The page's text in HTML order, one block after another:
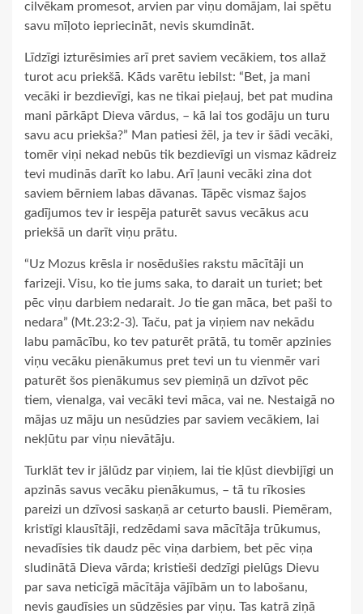
cilvēkam promesot, arvien par viņu domājam, lai spētu
savu mīļoto iepriecināt, nevis skumdināt.
Līdzīgi izturēsimies arī pret saviem vecākiem, tos allaž
turot acu priekšā. Kāds varētu iebilst: “Bet, ja mani
vecāki ir bezdievīgi, kas ne tikai pieļauj, bet pat mudina
mani pārkāpt Dieva vārdus, – kā lai tos godāju un turu
savu acu priekša?” Man patiesi žēl, ja tev ir šādi vecāki,
tomēr viņi nekad nebūs tik bezdievīgi un vismaz kādreiz
tevi mudinās darīt ko labu. Arī ļauni vecāki zina dot
saviem bērniem labas dāvanas. Tāpēc vismaz šajos
gadījumos tev ir iespēja paturēt savus vecākus acu
priekšā un darīt viņu prātu.
“Uz Mozus krēsla ir nosēdušies rakstu mācītāji un
farizeji. Visu, ko tie jums saka, to darait un turiet; bet
pēc viņu darbiem nedarait. Jo tie gan māca, bet paši to
nedara” (Mt.23:2-3). Taču, pat ja viņiem nav nekādu
labu pamācību, ko tev paturēt prātā, tu tomēr apzinies
viņu vecāku pienākumus pret tevi un tu vienmēr vari
paturēt šos pienākumus sev piemiņā un dzīvot pēc
tiem, vienalga, vai vecāki tevi māca, vai ne. Nestaigā no
mājas uz māju un nesūdzies par saviem vecākiem, lai
nekļūtu par viņu nievātāju.
Turklāt tev ir jālūdz par viņiem, lai tie kļūst dievbijīgi un
apzinās savus vecāku pienākumus, – tā tu rīkosies
pareizi un dzīvosi saskaņā ar ceturto bausli. Piemēram,
kristīgi klausītāji, redzēdami sava mācītāja trūkumus,
nevadīsies tik daudz pēc viņa darbiem, bet pēc viņa
sludinātā Dieva vārda; kristieši dedzīgi pielūgs Dievu
par sava neticīgā mācītāja vājībām un to labošanu,
nevis gaudīsies un sūdzēsies par viņu. Tas katrā ziņā